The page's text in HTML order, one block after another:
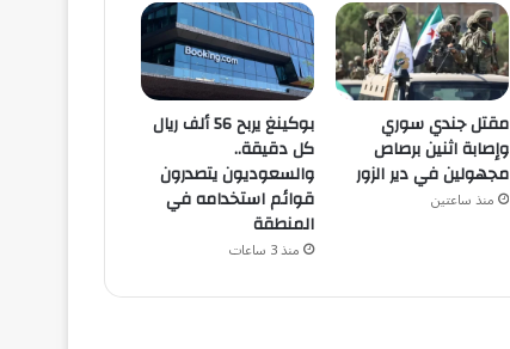
مقتل جندي سوري
وإصابة اثنين برصاص
مجهولين في دير الزور
منذ ساعتين
بوكينغ يربح 56 ألف ريال
كل دقيقة..
والسعوديون يتصدرون
قوائم استخدامه في
المنطقة
منذ 3 ساعات